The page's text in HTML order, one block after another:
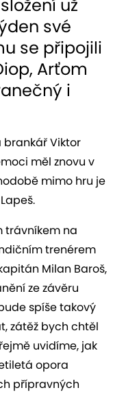
už
své
se připojili
Arťom
i
Viktor
měl znovu v
mimo hru je
trávníkem na
trenérem
Milan Baroš,
ze závěru
spíše takový
zátěž bych chtěl
uvidíme, jak
opora
přípravných